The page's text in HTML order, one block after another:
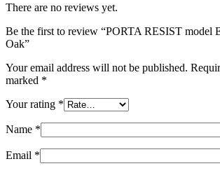
There are no reviews yet.
Be the first to review “PORTA RESIST model
Oak”
Your email address will not be published.
marked *
Your rating *
Name *
Email *